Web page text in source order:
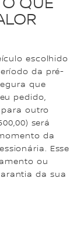
escolhido
da pré-
que
pedido,
outro
será
da
Esse
ou
da sua